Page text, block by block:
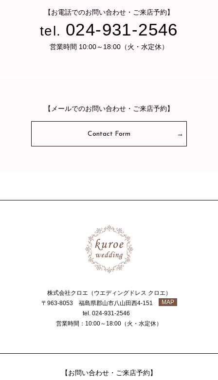
【お電話でのお問い合わせ・ご来店予約】
tel. 024-931-2546
営業時間 10:00～18:00（火・水定休）
【メールでのお問い合わせ・ご来店予約】
Contact Form
株式会社クロエ（ウエディングドレス クロエ）
〒963-8053 福島県郡山市八山田西4-151
MAP
tel. 024-931-2546
営業時間：10:00～18:00（火・水定休）
【お問い合わせ・ご来店予約】